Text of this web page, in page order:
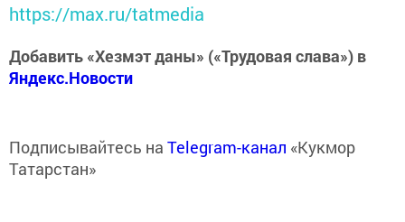
https://max.ru/tatmedia
Добавить «Хезмэт даны» («Трудовая слава») в
Яндекс.Новости
Подписывайтесь на Telegram-канал «Кукмор
Татарстан»